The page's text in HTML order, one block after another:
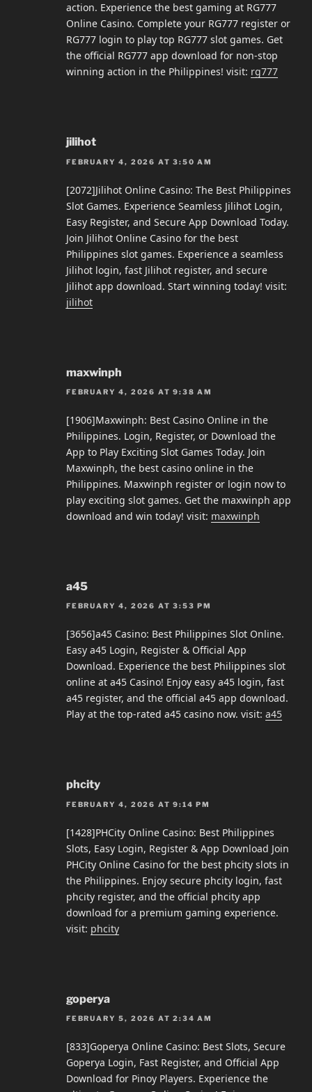
action. Experience the best gaming at RG777
Online Casino. Complete your RG777 register or
RG777 login to play top RG777 slot games. Get
the official RG777 app download for non-stop
winning action in the Philippines! visit: rg777
jilihot
FEBRUARY 4, 2026 AT 3:50 AM
[2072]Jilihot Online Casino: The Best Philippines
Slot Games. Experience Seamless Jilihot Login,
Easy Register, and Secure App Download Today.
Join Jilihot Online Casino for the best
Philippines slot games. Experience a seamless
Jilihot login, fast Jilihot register, and secure
Jilihot app download. Start winning today! visit:
jilihot
maxwinph
FEBRUARY 4, 2026 AT 9:38 AM
[1906]Maxwinph: Best Casino Online in the
Philippines. Login, Register, or Download the
App to Play Exciting Slot Games Today. Join
Maxwinph, the best casino online in the
Philippines. Maxwinph register or login now to
play exciting slot games. Get the maxwinph app
download and win today! visit: maxwinph
a45
FEBRUARY 4, 2026 AT 3:53 PM
[3656]a45 Casino: Best Philippines Slot Online.
Easy a45 Login, Register & Official App
Download. Experience the best Philippines slot
online at a45 Casino! Enjoy easy a45 login, fast
a45 register, and the official a45 app download.
Play at the top-rated a45 casino now. visit: a45
phcity
FEBRUARY 4, 2026 AT 9:14 PM
[1428]PHCity Online Casino: Best Philippines
Slots, Easy Login, Register & App Download Join
PHCity Online Casino for the best phcity slots in
the Philippines. Enjoy secure phcity login, fast
phcity register, and the official phcity app
download for a premium gaming experience.
visit: phcity
goperya
FEBRUARY 5, 2026 AT 2:34 AM
[833]Goperya Online Casino: Best Slots, Secure
Goperya Login, Fast Register, and Official App
Download for Pinoy Players. Experience the